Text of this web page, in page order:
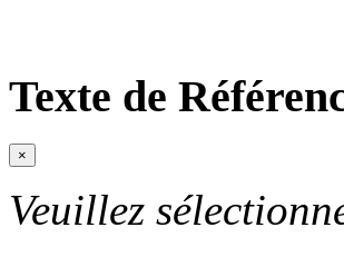
Texte de
×
Veuillez